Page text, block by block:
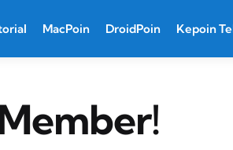
MacPoin DroidPoin Kepoin